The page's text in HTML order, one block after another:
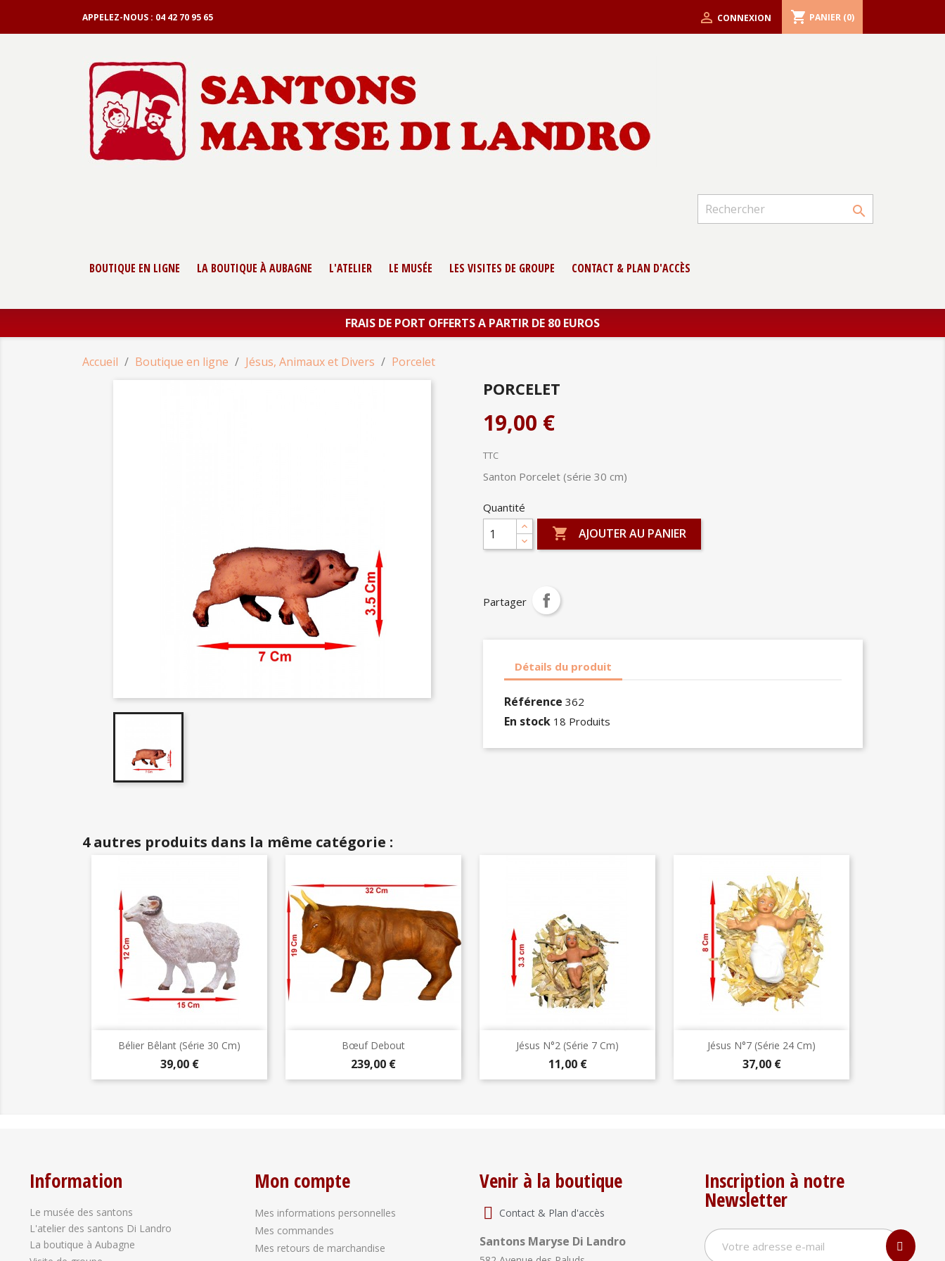
APPELEZ-NOUS : 04 42 70 95 65  CONNEXION shopping_cart PANIER (0)

BOUTIQUE EN LIGNE LA BOUTIQUE À AUBAGNE L'ATELIER LE MUSÉE LES VISITES DE GROUPE CONTACT & PLAN D'ACCÈS
FRAIS DE PORT OFFERTS A PARTIR DE 80 EUROS
Accueil Boutique en ligne Jésus, Animaux et Divers Porcelet
PORCELET
19,00 €
TTC
Santon Porcelet (série 30 cm)
Quantité
 AJOUTER AU PANIER
Partager
Détails du produit
Référence 362
En stock 18 Produits
4 autres produits dans la même catégorie :
Bélier Bêlant (série 30 Cm)
Prix
39,00 €
Aperçu rapide Bœuf Debout
Prix
239,00 €
Aperçu rapide Jésus N°2 (série 7 Cm)
Prix
11,00 €
Aperçu rapide Jésus N°7 (série 24 Cm)
Prix
37,00 €
 Aperçu rapide
Information
Le musée des santons
L'atelier des santons Di Landro
La boutique à Aubagne
Mon compte
Mes informations personnelles
Mes commandes
Mes retours de marchandise
Venir à la boutique
Contact & Plan d'accès
Santons Maryse Di Landro
Inscription à notre
Newsletter